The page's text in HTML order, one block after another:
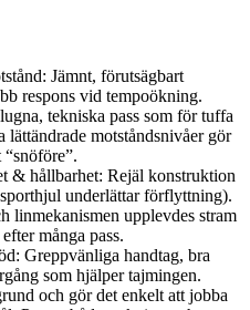
Jämnt, förutsägbart
respons vid tempoökning.
tekniska pass som för tuffa
motståndsnivåer gör
& hållbarhet: Rejäl konstruktion
underlättar förflyttning).
linmekanismen upplevdes stram
många pass.
Greppvänliga handtag, bra
som hjälper tajmingen.
och gör det enkelt att jobba